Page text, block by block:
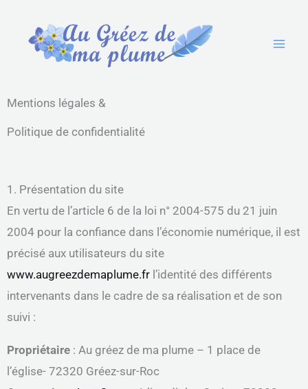
contenu
Mentions légales &
Politique de confidentialité
1. Présentation du site
En vertu de l’article 6 de la loi n° 2004-575 du 21 juin
2004 pour la confiance dans l’économie numérique, il est
précisé aux utilisateurs du site
www.augreezdemaplume.fr l’identité des différents
intervenants dans le cadre de sa réalisation et de son
suivi :
Propriétaire : Au gréez de ma plume – 1 place de
l’église- 72320 Gréez-sur-Roc